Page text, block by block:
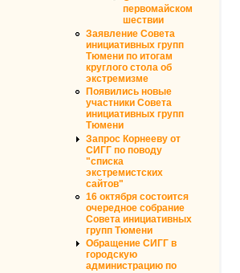
первомайском
шествии
Заявление Совета
инициативных групп
Тюмени по итогам
круглого стола об
экстремизме
Появились новые
участники Совета
инициативных групп
Тюмени
Запрос Корнееву от
СИГГ по поводу
"списка
экстремистских
сайтов"
16 октября состоится
очередное собрание
Совета инициативных
групп Тюмени
Обращение СИГГ в
городскую
администрацию по